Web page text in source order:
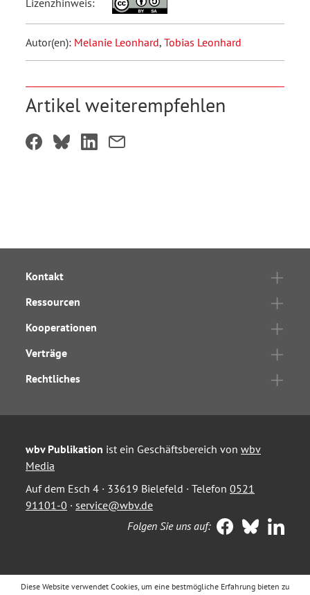
Lizenzhinweis:
Autor(en): Melanie Leonhard, Tobias Leonhard
Artikel weiterempfehlen
Kontakt
Ressourcen
Kooperationen
Verträge
Rechtliches
wbv Publikation ist ein Geschäftsbereich von wbv
Media
Auf dem Esch 4 · 33619 Bielefeld · Telefon 0521
91101-0 · service@wbv.de
Folgen Sie uns auf:
Diese Website verwendet Cookies, um eine bestmögliche Erfahrung bieten zu